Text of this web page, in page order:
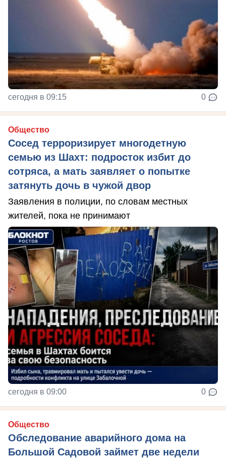
сегодня в 09:15 0
Общество
Сосед терроризирует многодетную
семью из Шахт: подросток избит до
сотряса, а мать заявляет о попытке
затянуть дочь в чужой двор
Заявления в полиции, по словам местных
жителей, пока не принимают
сегодня в 09:00 0
Общество
Обследование аварийного дома на
Большой Садовой займет две недели